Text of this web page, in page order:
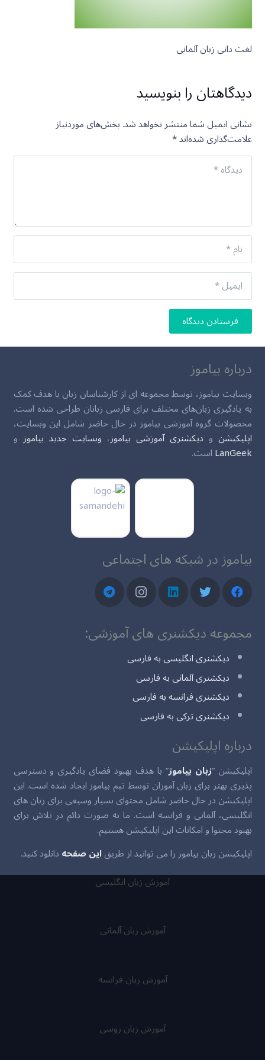
لغت دانی زبان آلمانی
دیدگاهتان را بنویسید
نشانی ایمیل شما منتشر نخواهد شد.بخش‌های موردنیاز
علامت‌گذاری شده‌اند*
فرستادن دیدگاه
درباره بیاموز
وبسایت بیاموز، توسط مجموعه ای از کارشناسان زبان با هدف کمک
به یادگیری زبان‌های مختلف برای فارسی زبانان طراحی شده است.
محصولات گروه آموزشی بیاموز در حال حاضر شامل این وبسایت،
اپلیکیشن و دیکشنری آموزشی بیاموز، وبسایت جدید بیاموز و
LanGeekاست.
بیاموز در شبکه های اجتماعی
مجموعه دیکشنری های آموزشی:
دیکشنری انگلیسی به فارسی
دیکشنری آلمانی به فارسی
دیکشنری فرانسه به فارسی
دیکشنری ترکی به فارسی
درباره اپلیکیشن
اپلیکیشن “زبان بیاموز” با هدف بهبود فضای یادگیری و دسترسی
پذیری بهتر برای زبان آموزان توسط تیم بیاموز ایجاد شده است. این
اپلیکیشن در حال حاضر شامل محتوای بسیار وسیعی برای زبان های
انگلیسی، آلمانی و فرانسه است. ما به صورت دائم در تلاش برای
بهبود محتوا و امکانات این اپلیکیشن هستیم.
اپلیکیشن زبان بیاموز را می توانید از طریقاین صفحهدانلود کنید.
آموزش زبان انگلیسی
آموزش زبان آلمانی
آموزش زبان فرانسه
آموزش زبان روسی